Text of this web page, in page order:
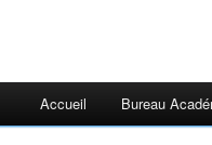
Accueil Bureau